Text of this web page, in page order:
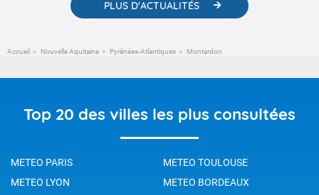
PLUS D'ACTUALITÉS
Accueil Nouvelle Aquitaine Pyrénées-Atlantiques Montardon
Top 20 des villes les plus consultées
METEO PARIS
METEO TOULOUSE
METEO LYON
METEO BORDEAUX